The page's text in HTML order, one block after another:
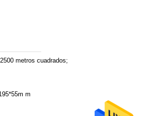
metros cuadrados;
m